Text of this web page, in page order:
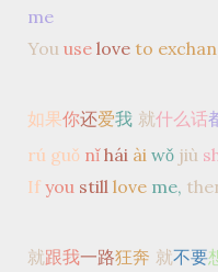
me
You use love to
如果你还爱我 就什么话
rú guǒ nǐ hái ài wǒjiù
If you still love me,
就跟我一路狂奔 就不要